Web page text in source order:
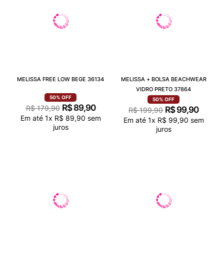
MELISSA FREE LOW BEGE 36134
50% OFF
R$ 179,90 R$ 89,90
Em até 1x R$ 89,90 sem
juros
MELISSA + BOLSA BEACHWEAR
VIDRO PRETO 37864
50% OFF
R$ 199,90 R$ 99,90
Em até 1x R$ 99,90 sem
juros